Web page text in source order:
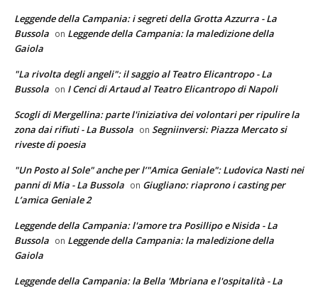
Leggende della Campania: i segreti della Grotta Azzurra - La
Bussola on Leggende della Campania: la maledizione della
Gaiola
"La rivolta degli angeli": il saggio al Teatro Elicantropo - La
Bussola on I Cenci di Artaud al Teatro Elicantropo di Napoli
Scogli di Mergellina: parte l'iniziativa dei volontari per ripulire la
zona dai rifiuti - La Bussola on Segniinversi: Piazza Mercato si
riveste di poesia
"Un Posto al Sole" anche per l’"Amica Geniale": Ludovica Nasti nei
panni di Mia - La Bussola on Giugliano: riaprono i casting per
L’amica Geniale 2
Leggende della Campania: l'amore tra Posillipo e Nisida - La
Bussola on Leggende della Campania: la maledizione della
Gaiola
Leggende della Campania: la Bella 'Mbriana e l'ospitalità - La